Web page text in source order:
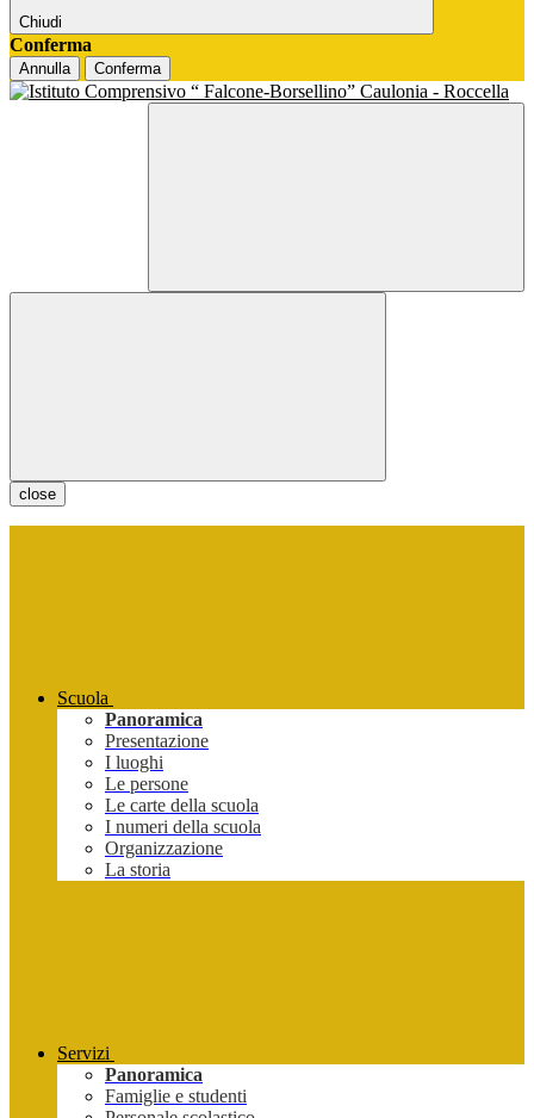
Chiudi
Conferma
Annulla Conferma
close
Scuola
Panoramica
Presentazione
I luoghi
Le persone
Le carte della scuola
I numeri della scuola
Organizzazione
La storia
Servizi
Panoramica
Famiglie e studenti